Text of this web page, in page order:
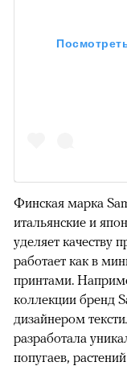
Финская марка
итальянские и
уделяет качеству
работает как в
принтами.
коллекции бренд
дизайнером
разработала
попугаев,